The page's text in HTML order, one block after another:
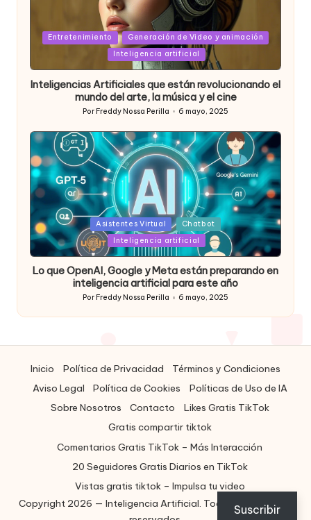
Posted
Entretenimiento
Generación de Video y animación
Inteligencia artificial
Inteligencias Artificiales que están revolucionando el
mundo del arte, la música y el cine
Publicado
Por Freddy Nossa Perilla 6 mayo, 2025
Posted
in
Asistentes Virtual
Chatbot
Inteligencia artificial
Lo que OpenAI, Google y Meta están preparando en
inteligencia artificial para este año
Publicado
por
Por Freddy Nossa Perilla 6 mayo, 2025
Inicio Política de Privacidad
Términos y Condiciones
Aviso Legal
Política de Cookies
Políticas de Uso de IA
Sobre Nosotros
Contacto
Likes Gratis TikTok
Gratis compartir tiktok
Comentarios Gratis TikTok – Más Interacción
20 Seguidores Gratis Diarios en TikTok
Vistas gratis tiktok – Impulsa tu video
Copyright 2026 — Inteligencia Artificial. Todos los derechos
Suscribir
ES